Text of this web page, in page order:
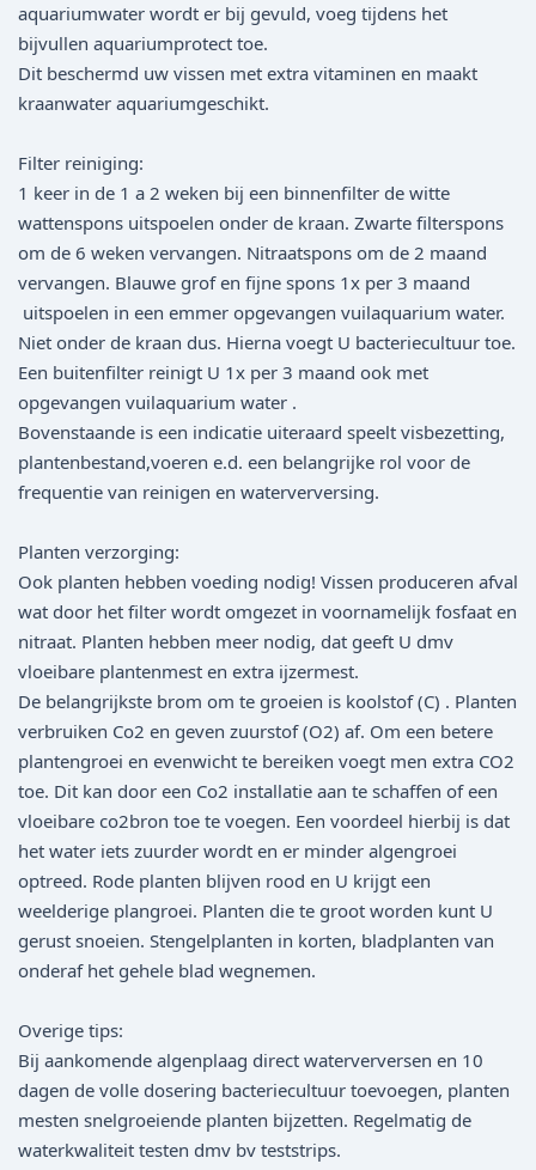
aquariumwater wordt er bij gevuld, voeg tijdens het
bijvullen aquariumprotect toe.
Dit beschermd uw vissen met extra vitaminen en maakt
kraanwater aquariumgeschikt.
Filter reiniging:
1 keer in de 1 a 2 weken bij een binnenfilter de witte
wattenspons uitspoelen onder de kraan. Zwarte filterspons
om de 6 weken vervangen. Nitraatspons om de 2 maand
vervangen. Blauwe grof en fijne spons 1x per 3 maand
uitspoelen in een emmer opgevangen vuilaquarium water.
Niet onder de kraan dus. Hierna voegt U bacteriecultuur toe.
Een buitenfilter reinigt U 1x per 3 maand ook met
opgevangen vuilaquarium water .
Bovenstaande is een indicatie uiteraard speelt visbezetting,
plantenbestand,voeren e.d. een belangrijke rol voor de
frequentie van reinigen en waterverversing.
Planten verzorging:
Ook planten hebben voeding nodig! Vissen produceren afval
wat door het filter wordt omgezet in voornamelijk fosfaat en
nitraat. Planten hebben meer nodig, dat geeft U dmv
vloeibare plantenmest en extra ijzermest.
De belangrijkste brom om te groeien is koolstof (C) . Planten
verbruiken Co2 en geven zuurstof (O2) af. Om een betere
plantengroei en evenwicht te bereiken voegt men extra CO2
toe. Dit kan door een Co2 installatie aan te schaffen of een
vloeibare co2bron toe te voegen. Een voordeel hierbij is dat
het water iets zuurder wordt en er minder algengroei
optreed. Rode planten blijven rood en U krijgt een
weelderige plangroei. Planten die te groot worden kunt U
gerust snoeien. Stengelplanten in korten, bladplanten van
onderaf het gehele blad wegnemen.
Overige tips:
Bij aankomende algenplaag direct waterverversen en 10
dagen de volle dosering bacteriecultuur toevoegen, planten
mesten snelgroeiende planten bijzetten. Regelmatig de
waterkwaliteit testen dmv bv teststrips.